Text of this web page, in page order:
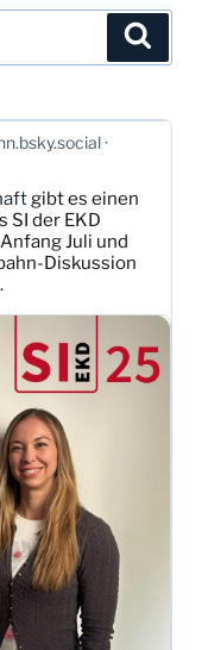
gibt es einen
SI der EKD
Juli und
Diskussion